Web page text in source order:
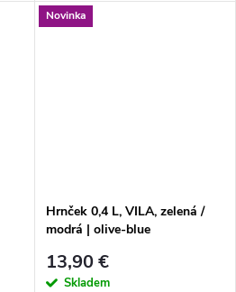
Novinka
Hrnček 0,4 L, VILA, zelená /
modrá | olive-blue
13,90 €
Skladem